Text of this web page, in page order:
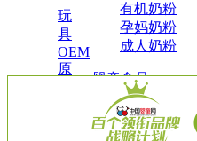
有机奶粉
孕妈奶粉
成人奶粉
婴童食品
辅食
小零食
玩
具
OEM
原